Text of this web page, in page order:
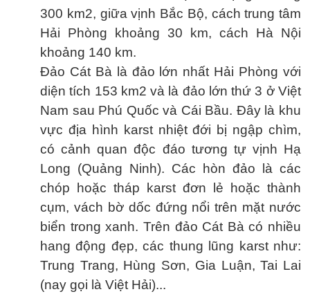
300 km2, giữa vịnh Bắc Bộ, cách trung tâm
Hải Phòng khoảng 30 km, cách Hà Nội
khoảng 140 km.
Đảo Cát Bà là đảo lớn nhất Hải Phòng với
diện tích 153 km2 và là đảo lớn thứ 3 ở Việt
Nam sau Phú Quốc và Cái Bầu. Đây là khu
vực địa hình karst nhiệt đới bị ngập chìm,
có cảnh quan độc đáo tương tự vịnh Hạ
Long (Quảng Ninh). Các hòn đảo là các
chóp hoặc tháp karst đơn lẻ hoặc thành
cụm, vách bờ dốc đứng nổi trên mặt nước
biển trong xanh. Trên đảo Cát Bà có nhiều
hang động đẹp, các thung lũng karst như:
Trung Trang, Hùng Sơn, Gia Luận, Tai Lai
(nay gọi là Việt Hải)...